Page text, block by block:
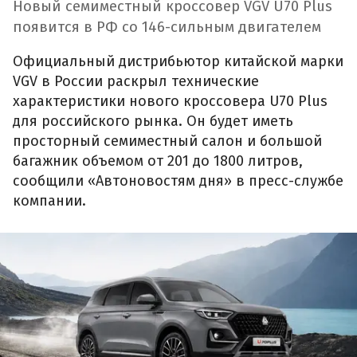
Новый семиместный кроссовер VGV U70 Plus
появится в РФ со 146-сильным двигателем
Официальный дистрибьютор китайской марки
VGV в России раскрыл технические
характеристики нового кроссовера U70 Plus
для российского рынка. Он будет иметь
просторный семиместный салон и большой
багажник объемом от 201 до 1800 литров,
сообщили «Автоновостям дня» в пресс-службе
компании.